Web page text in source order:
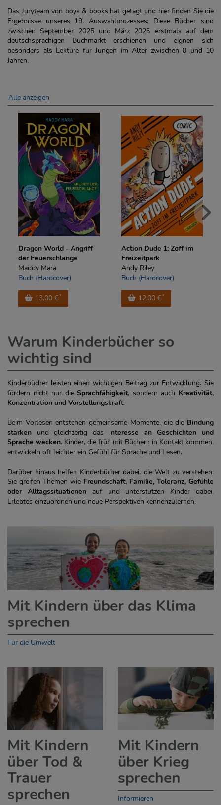
Das Juryteam von boys & books hat getagt und hier finden Sie die
Ergebnisse unseres 19. Auswahlprozesses: Diese Bücher sind
zwischen September 2025 und März 2026 erstmals auf dem
deutschsprachigen Buchmarkt erschienen und eignen sich
besonders als Lektüre für Jungen im Alter zwischen 8 und 10
Jahren.
Alle anzeigen
Dragon World - Angriff
der Feuerschlange
Maddy Mara
Buch (Hardcover)
13,00 €*
Action Dude 1: Zoff im
Freizeitpark
Andy Riley
Buch (Hardcover)
12,00 €*
Warum Kinderbücher so
wichtig sind
Kinderbücher leisten einen wichtigen Beitrag zur Entwicklung. Sie
fördern nicht nur dieSprachfähigkeit, sondern auch Kreativität,
Konzentration und Vorstellungskraft.
Beim Vorlesen entstehen gemeinsame Momente, die die Bindung
stärken und gleichzeitig das Interesse an Geschichten und
Sprache wecken. Kinder, die früh mit Büchern in Kontakt kommen,
entwickeln oft leichter ein Gefühl für Sprache und Lesen.
Darüber hinaus helfen Kinderbücher dabei, die Welt zu verstehen:
Sie greifen Themen wie Freundschaft, Familie, Toleranz, Gefühle
oder Alltagssituationenauf und unterstützen Kinder dabei,
Erlebtes einzuordnen und neue Perspektiven kennenzulernen.
Mit Kindern über das Klima
sprechen
Für die Umwelt
Mit Kindern
über Tod &
Trauer
sprechen
Mit Kindern
über Krieg
sprechen
Informieren